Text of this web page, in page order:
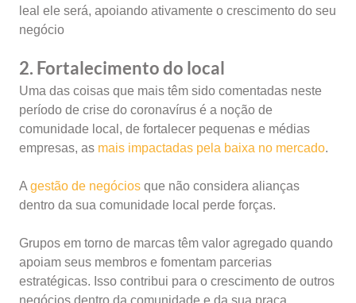
leal ele será, apoiando ativamente o crescimento do seu
negócio
2. Fortalecimento do local
Uma das coisas que mais têm sido comentadas neste
período de crise do coronavírus é a noção de
comunidade local, de fortalecer pequenas e médias
empresas, as mais impactadas pela baixa no mercado.
A gestão de negócios que não considera alianças
dentro da sua comunidade local perde forças.
Grupos em torno de marcas têm valor agregado quando
apoiam seus membros e fomentam parcerias
estratégicas. Isso contribui para o crescimento de outros
negócios dentro da comunidade e da sua praça.